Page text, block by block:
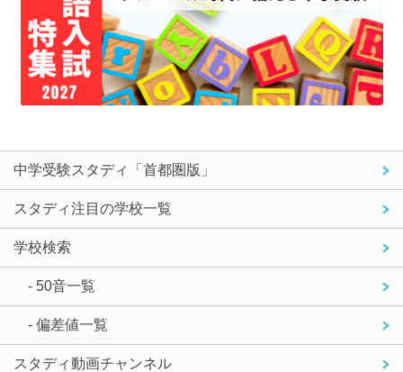
中学受験スタディ「首都圏版」
スタディ注目の学校一覧
学校検索
- 50音一覧
- 偏差値一覧
スタディ動画チャンネル